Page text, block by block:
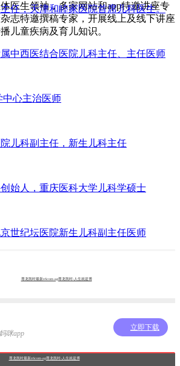
医生领袖，多家网站和app特邀讲座专
志特邀撰稿专家，开展线上及线下讲座
儿童疾病及育儿知识。
任，天津和睦家医院首席儿科医生。
中西医结合医院儿科主任、主任医师
中心主治医师
儿科副主任，新生儿科主任
始人，重庆医科大学儿科学硕士
世纪坛医院新生儿科副主任医师
尊龙凯时最新z6com-ag尊龙凯时-人生就是博
咪app
立即下载
尊龙凯时最新z6com-ag尊龙凯时-人生就是博